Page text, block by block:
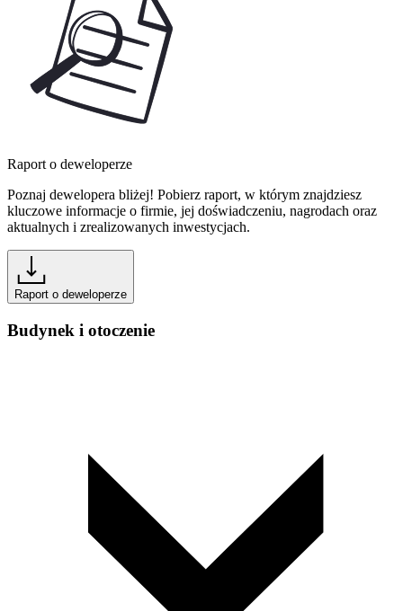
Raport o deweloperze
Poznaj dewelopera bliżej! Pobierz raport, w którym znajdziesz
kluczowe informacje o firmie, jej doświadczeniu, nagrodach oraz
aktualnych i zrealizowanych inwestycjach.
Raport o deweloperze
Budynek i otoczenie